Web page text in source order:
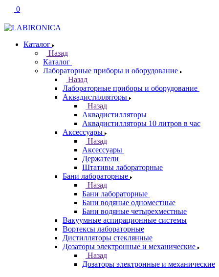
0
Каталог
Назад
Каталог
Лабораторные приборы и оборудование
Назад
Лабораторные приборы и оборудование
Аквадистилляторы
Назад
Аквадистилляторы
Аквадистилляторы 10 литров в час
Аксессуары
Назад
Аксессуары
Держатели
Штативы лабораторные
Бани лабораторные
Назад
Бани лабораторные
Бани водяные одноместные
Бани водяные четырехместные
Вакуумные аспирационные системы
Вортексы лабораторные
Дистилляторы стеклянные
Дозаторы электронные и механические
Назад
Дозаторы электронные и механические